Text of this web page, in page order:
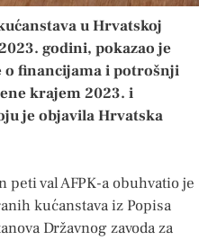
u Hrvatskoj
godini, pokazao je
o financijama i potrošnji
krajem 2023. i
je objavila Hrvatska
peti val AFPK-a obuhvatio je
kućanstava iz Popisa
Državnog zavoda za